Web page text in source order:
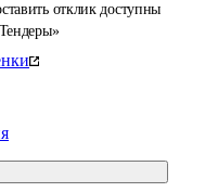
отклик доступны